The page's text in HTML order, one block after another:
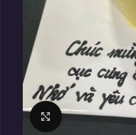
Click to enlarge